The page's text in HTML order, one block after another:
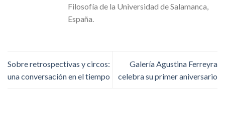
Filosofía de la Universidad de Salamanca,
España.
Sobre retrospectivas y circos:
una conversación en el tiempo
Galería Agustina Ferreyra
celebra su primer aniversario